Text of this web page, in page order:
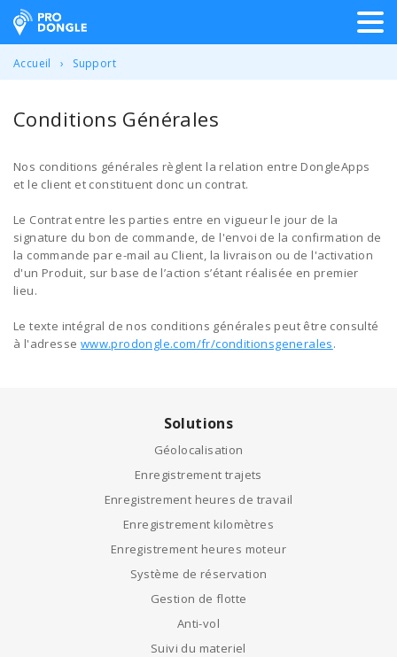
ProDongle Géolocalisation
Accueil Support
Conditions Générales
Nos conditions générales règlent la relation entre DongleApps
et le client et constituent donc un contrat.
Le Contrat entre les parties entre en vigueur le jour de la
signature du bon de commande, de l'envoi de la confirmation de
la commande par e-mail au Client, la livraison ou de l'activation
d'un Produit, sur base de l’action s’étant réalisée en premier
lieu.
Le texte intégral de nos conditions générales peut être consulté
à l'adresse www.prodongle.com/fr/conditionsgenerales.
Solutions
Géolocalisation
Enregistrement trajets
Enregistrement heures de travail
Enregistrement kilomètres
Enregistrement heures moteur
Système de réservation
Gestion de flotte
Anti-vol
Suivi du materiel